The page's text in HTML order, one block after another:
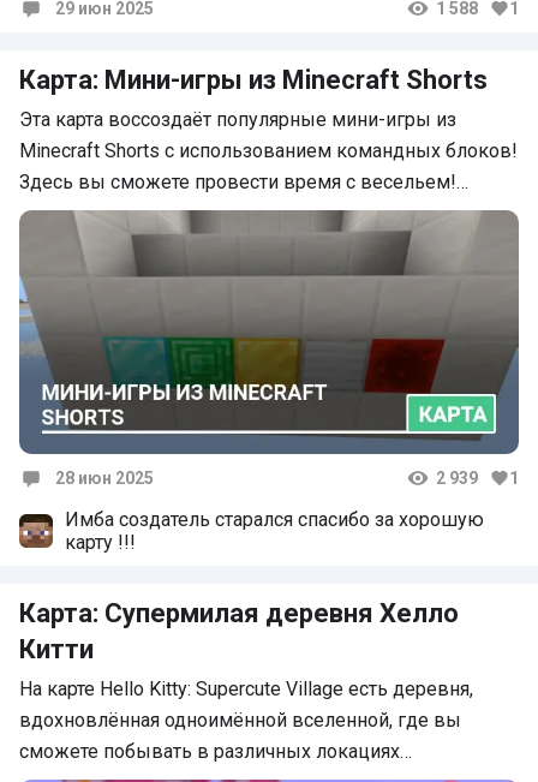
29 июн 2025 1 588 1
Карта: Мини-игры из Minecraft Shorts
Эта карта воссоздаёт популярные мини-игры из
Minecraft Shorts с использованием командных блоков!
Здесь вы сможете провести время с весельем!…
28 июн 2025 2 939 1
Имба создатель старался спасибо за хорошую
карту !!!
Карта: Супермилая деревня Хелло
Китти
На карте Hello Kitty: Supercute Village есть деревня,
вдохновлённая одноимённой вселенной, где вы
сможете побывать в различных локациях…